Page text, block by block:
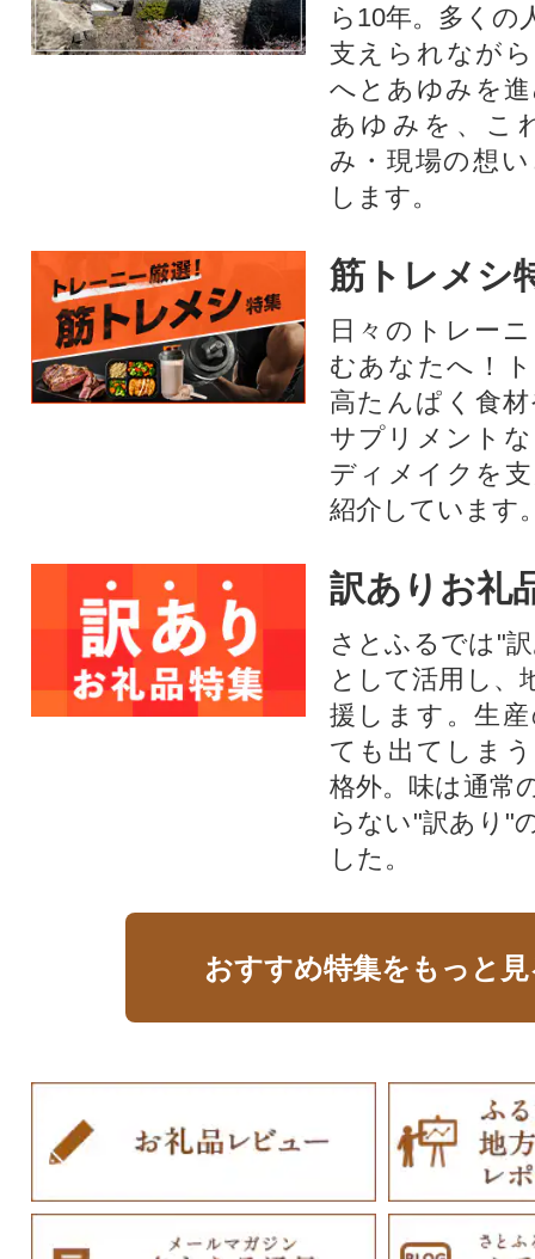
ら10年。多くの
支えられなが
へとあゆみを
あゆみを、こ
み・現場の想
します。
筋トレメシ
日々のトレー
むあなたへ！
高たんぱく食
サプリメント
ディメイクを
紹介しています
訳ありお礼
さとふるでは"
として活用し、
援します。⽣
ても出てしま
格外。味は通常
らない"訳あり"
した。
おすすめ特集をもっと